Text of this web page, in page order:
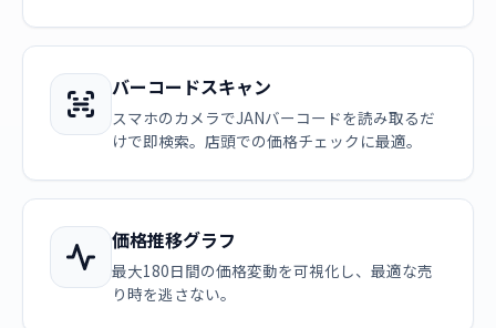
バーコードスキャン
スマホのカメラでJANバーコードを読み取るだ
けで即検索。店頭での価格チェックに最適。
価格推移グラフ
最大180日間の価格変動を可視化し、最適な売
り時を逃さない。